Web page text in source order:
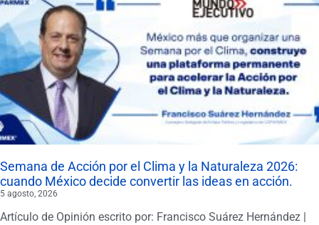
Semana de Acción por el Clima y la Naturaleza 2026:
cuando México decide convertir las ideas en acción.
5 agosto, 2026
Artículo de Opinión escrito por: Francisco Suárez Hernández |